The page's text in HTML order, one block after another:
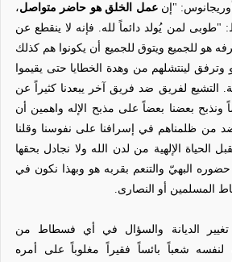
"إنعمل الخلق هو حاضر متواصل،
لمن يُولد دائماً لله. فإنه لا ينقطع عن
هو للجميع ويتوق للجميع أن يكونوا هم كذلك
وترفق لينتشلهم من وهدة الخطايا حتى يقيموا
التشيع لفريق ضد فريق آخر يبعدنا كثيراً عن
ونذبح بعضنا بعضاً على مذبح الإله واهمين أن
من ظلمناهم في إسرافنا على نفوسنا وقلنا
الحياة الإلهية من لدن الله ولا نجادل بحقها
البهيّ والتنعم بقربه هو وبهذا نكون في
المسلمين أو النصارى.
الديانة والسؤال في أي فسطاط من
لنفسه شعباً بائساً فقيراً مغلوباً على أمره